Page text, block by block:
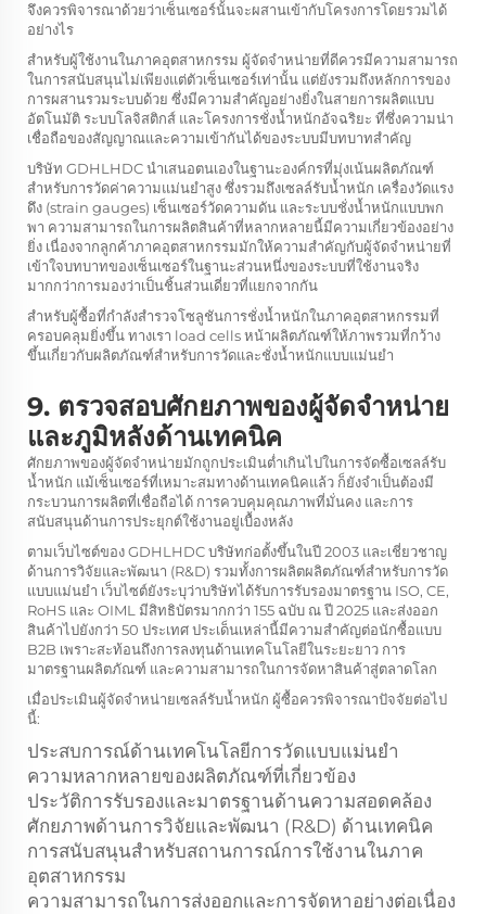
จึงควรพิจารณาด้วยว่าเซ็นเซอร์นั้นจะผสานเข้ากับโครงการโดยรวมได้
อย่างไร
สำหรับผู้ใช้งานในภาคอุตสาหกรรม ผู้จัดจำหน่ายที่ดีควรมีความสามารถ
ในการสนับสนุนไม่เพียงแต่ตัวเซ็นเซอร์เท่านั้น แต่ยังรวมถึงหลักการของ
การผสานรวมระบบด้วย ซึ่งมีความสำคัญอย่างยิ่งในสายการผลิตแบบ
อัตโนมัติ ระบบโลจิสติกส์ และโครงการชั่งน้ำหนักอัจฉริยะ ที่ซึ่งความน่า
เชื่อถือของสัญญาณและความเข้ากันได้ของระบบมีบทบาทสำคัญ
บริษัท GDHLHDC นำเสนอตนเองในฐานะองค์กรที่มุ่งเน้นผลิตภัณฑ์
สำหรับการวัดค่าความแม่นยำสูง ซึ่งรวมถึงเซลล์รับน้ำหนัก เครื่องวัดแรง
ดึง (strain gauges) เซ็นเซอร์วัดความดัน และระบบชั่งน้ำหนักแบบพก
พา ความสามารถในการผลิตสินค้าที่หลากหลายนี้มีความเกี่ยวข้องอย่าง
ยิ่ง เนื่องจากลูกค้าภาคอุตสาหกรรมมักให้ความสำคัญกับผู้จัดจำหน่ายที่
เข้าใจบทบาทของเซ็นเซอร์ในฐานะส่วนหนึ่งของระบบที่ใช้งานจริง
มากกว่าการมองว่าเป็นชิ้นส่วนเดี่ยวที่แยกจากกัน
สำหรับผู้ซื้อที่กำลังสำรวจโซลูชันการชั่งน้ำหนักในภาคอุตสาหกรรมที่
ครอบคลุมยิ่งขึ้น ทางเรา load cellsหน้าผลิตภัณฑ์ให้ภาพรวมที่กว้าง
ขึ้นเกี่ยวกับผลิตภัณฑ์สำหรับการวัดและชั่งน้ำหนักแบบแม่นยำ
9. ตรวจสอบศักยภาพของผู้จัดจำหน่าย
และภูมิหลังด้านเทคนิค
ศักยภาพของผู้จัดจำหน่ายมักถูกประเมินต่ำเกินไปในการจัดซื้อเซลล์รับ
น้ำหนัก แม้เซ็นเซอร์ที่เหมาะสมทางด้านเทคนิคแล้ว ก็ยังจำเป็นต้องมี
กระบวนการผลิตที่เชื่อถือได้ การควบคุมคุณภาพที่มั่นคง และการ
สนับสนุนด้านการประยุกต์ใช้งานอยู่เบื้องหลัง
ตามเว็บไซต์ของ GDHLHDC บริษัทก่อตั้งขึ้นในปี 2003 และเชี่ยวชาญ
ด้านการวิจัยและพัฒนา (R&D) รวมทั้งการผลิตผลิตภัณฑ์สำหรับการวัด
แบบแม่นยำ เว็บไซต์ยังระบุว่าบริษัทได้รับการรับรองมาตรฐาน ISO, CE,
RoHS และ OIML มีสิทธิบัตรมากกว่า 155 ฉบับ ณ ปี 2025 และส่งออก
สินค้าไปยังกว่า 50 ประเทศ ประเด็นเหล่านี้มีความสำคัญต่อนักซื้อแบบ
B2B เพราะสะท้อนถึงการลงทุนด้านเทคโนโลยีในระยะยาว การ
มาตรฐานผลิตภัณฑ์ และความสามารถในการจัดหาสินค้าสู่ตลาดโลก
เมื่อประเมินผู้จัดจำหน่ายเซลล์รับน้ำหนัก ผู้ซื้อควรพิจารณาปัจจัยต่อไป
นี้:
ประสบการณ์ด้านเทคโนโลยีการวัดแบบแม่นยำ
ความหลากหลายของผลิตภัณฑ์ที่เกี่ยวข้อง
ประวัติการรับรองและมาตรฐานด้านความสอดคล้อง
ศักยภาพด้านการวิจัยและพัฒนา (R&D) ด้านเทคนิค
การสนับสนุนสำหรับสถานการณ์การใช้งานในภาค
อุตสาหกรรม
ความสามารถในการส่งออกและการจัดหาอย่างต่อเนื่อง